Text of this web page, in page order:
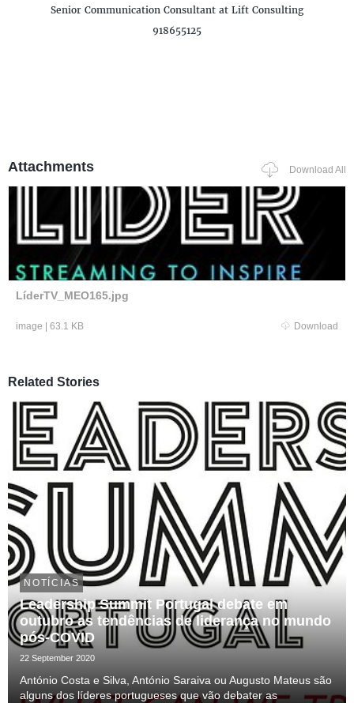
Senior Communication Consultant at Lift Consulting
918655125
Attachments Download All
LíderTV_MEO165.jpg
image | 63.1 KB Download
Related Stories
NOTÍCIAS
Leadership Summit Portugal debate em
outubro as tendências de liderança no mundo
pós-COVID
22 September 2020
António Costa e Silva, António Saraiva ou Augusto Mateus são
alguns dos líderes portugueses que vão debater as